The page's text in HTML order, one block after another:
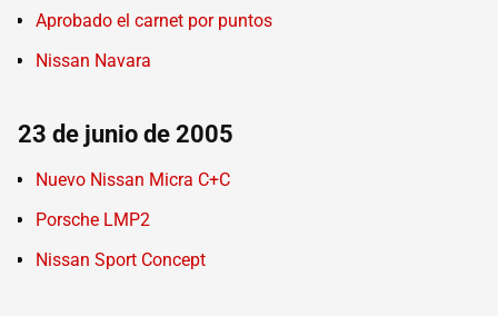
Aprobado el carnet por puntos
Nissan Navara
23 de junio de 2005
Nuevo Nissan Micra C+C
Porsche LMP2
Nissan Sport Concept